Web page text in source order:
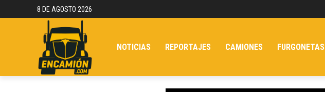
8 DE AGOSTO 2026
NOTICIAS REPORTAJES CAMIONES FURGONETAS